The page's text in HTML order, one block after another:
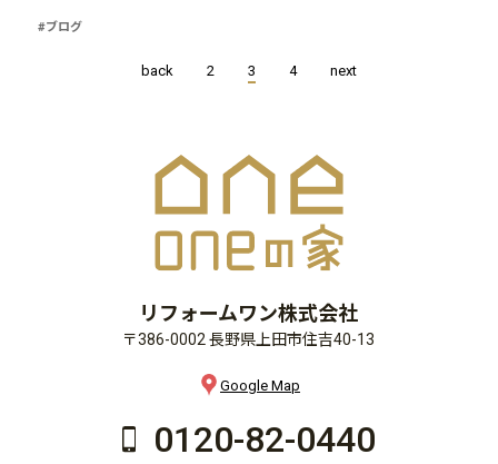
#ブログ
back 2 3 4 next
リフォームワン株式会社
〒386-0002 長野県上田市住吉40-13
Google Map
0120-82-0440